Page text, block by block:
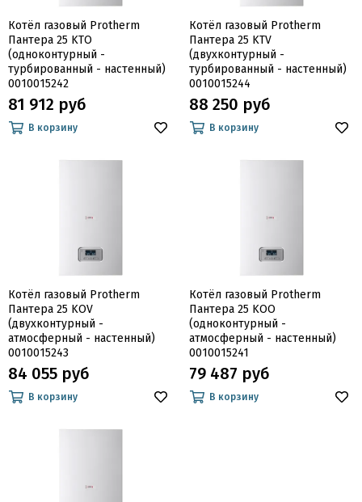
Котёл газовый Protherm
Пантера 25 KTO
(одноконтурный -
турбированный - настенный)
0010015242
81 912 руб
В корзину
Котёл газовый Protherm
Пантера 25 KTV
(двухконтурный -
турбированный - настенный)
0010015244
88 250 руб
В корзину
Котёл газовый Protherm
Пантера 25 KOV
(двухконтурный -
атмосферный - настенный)
0010015243
84 055 руб
В корзину
Котёл газовый Protherm
Пантера 25 KOO
(одноконтурный -
атмосферный - настенный)
0010015241
79 487 руб
В корзину